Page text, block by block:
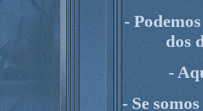
-
dos
-
- Se